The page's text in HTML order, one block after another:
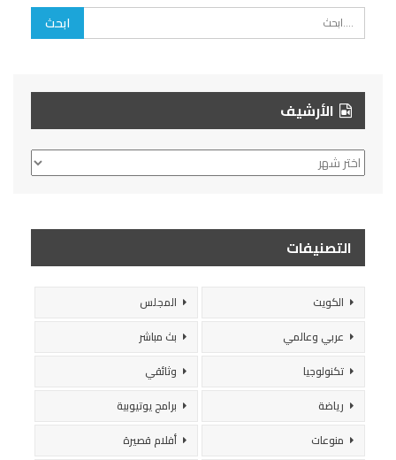
الأرشيف
الأرشيف
التصنيفات
الكويت
المجلس
عربي وعالمي
بث مباشر
تكنولوجيا
وثائقي
رياضة
برامج يوتيوبية
منوعات
أفلام قصيرة